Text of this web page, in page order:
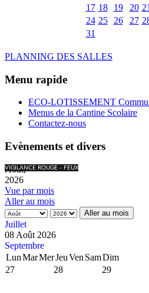
17 18 19 20 21
24 25 26 27
31
PLANNING DES SALLES
Menu rapide
ECO-LOTISSEMENT
Menus de la Cantine Scolaire
Contactez-nous
Evènements et divers
VIGILANCE ROUGE - FEUX
Août,
2026
Vue par mois
Aller au mois
Aller au mois
Juillet
08 Août 2026
Septembre
LunMarMerJeuVen SamDim
27
28 29